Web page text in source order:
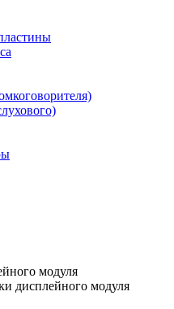
модуля
дисплейного модуля